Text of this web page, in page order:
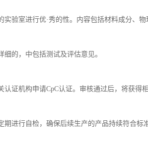
实验室进行优·秀的性。内容包括材料成分、
的，中包括测试及评估意见。
认证机构申请CpC认证。审核通过后，将获得
期进行自检，确保后续生产的产品持续符合标